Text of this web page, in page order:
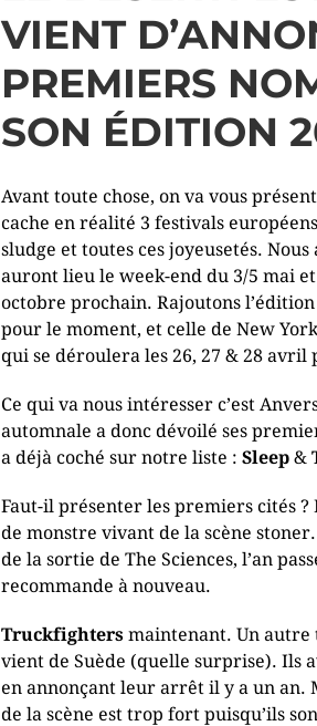
VIENT
PREMIERS
SON ÉDITION
Avant toute chose, on va vous
cache en réalité 3 festivals
sludge et toutes ces joyeusetés.
auront lieu le week-end du 3/5 mai
octobre prochain. Rajoutons l’édition
pour le moment, et celle de New
qui se déroulera les 26, 27 & 28 avril
Ce qui va nous intéresser c’est
automnale a donc dévoilé ses
a déjà coché sur notre liste : Sleep &
Faut-il présenter les premiers cités
de monstre vivant de la scène stoner.
de la sortie de The Sciences, l’an
recommande à nouveau.
Truckfighters maintenant. Un
vient de Suède (quelle surprise). Ils
en annonçant leur arrêt il y a un an.
de la scène est trop fort puisqu’ils